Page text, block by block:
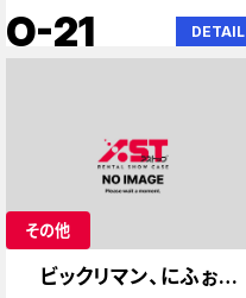
O-21 DETAIL
その他
ビックリマン、にふぉる